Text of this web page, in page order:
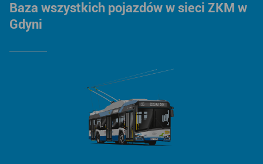
Baza wszystkich pojazdów w sieci ZKM w
Gdyni